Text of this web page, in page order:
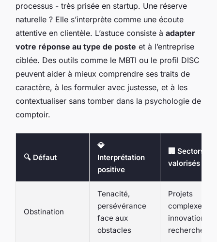
processus - très prisée en startup. Une réserve
naturelle ? Elle s’interprète comme une écoute
attentive en clientèle. L’astuce consiste à adapter
votre réponse au type de poste et à l’entreprise
ciblée. Des outils comme le MBTI ou le profil DISC
peuvent aider à mieux comprendre ses traits de
caractère, à les formuler avec justesse, et à les
contextualiser sans tomber dans la psychologie de
comptoir.
🔍 Défaut
💎
Interprétation
positive
🏢 Sectors
valorisés
Obstination
Tenacité,
persévérance
face aux
obstacles
Projets
complexes,
innovation,
recherche